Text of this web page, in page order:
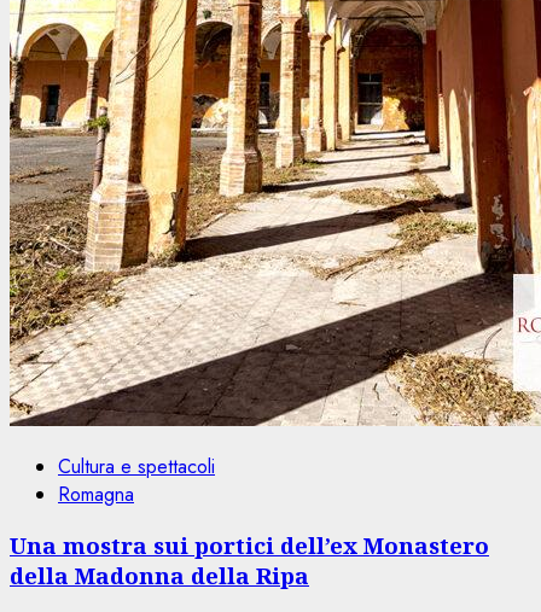
Cultura e spettacoli
Romagna
Una mostra sui portici dell’ex Monastero
della Madonna della Ripa